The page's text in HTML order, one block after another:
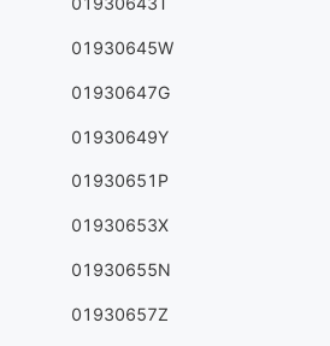
01930645W
01930647G
01930649Y
01930651P
01930653X
01930655N
01930657Z